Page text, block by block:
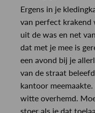
Ergens in je
van perfect
uit de was en net
dat met je mee is
een avond bij je
van de straat
kantoor
witte overhemd.
stoer als je dat